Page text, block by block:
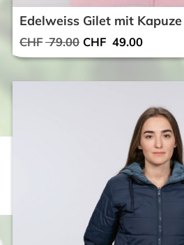
Edelweiss Gilet mit Kapuze
CHF79.00 Ursprünglicher
Preis
CHF 49.00Aktueller
Preis